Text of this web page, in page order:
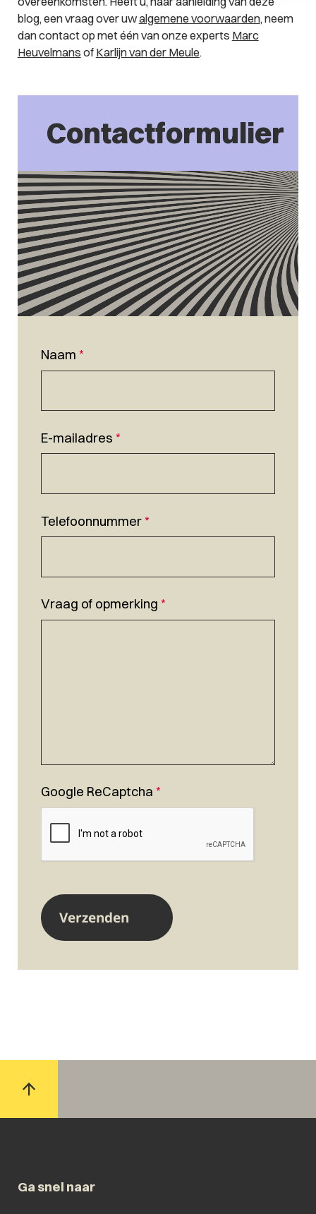
blog, een vraag over uwalgemene voorwaarden, neem
dan contact op met één van onze experts Marc
Heuvelmans of Karlijn van der Meule.
Contactformulier
Naam *
E-mailadres *
Telefoonnummer*
Vraag of opmerking *
Google ReCaptcha *
Ga snel naar